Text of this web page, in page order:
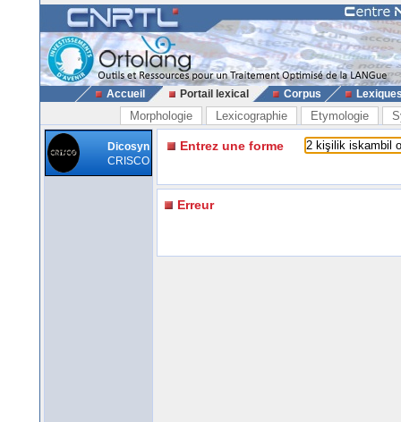
Accueil Portail lexical Corpus
Morphologie Lexicographie Etymologie
Dicosyn
CRISCO
Entrez une forme
Erreur